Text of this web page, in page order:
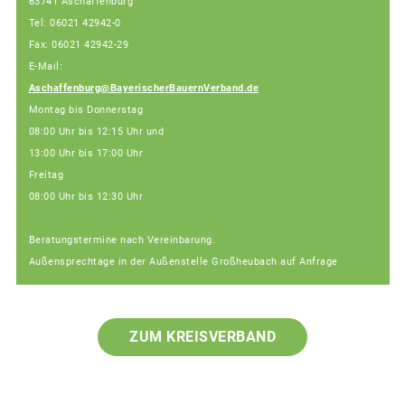
Tel: 06021 42942-0
Fax: 06021 42942-29
E-Mail:
Aschaffenburg@BayerischerBauernVerband.de
Montag bis Donnerstag
08:00 Uhr bis 12:15 Uhr und
13:00 Uhr bis 17:00 Uhr
Freitag
08:00 Uhr bis 12:30 Uhr
Beratungstermine nach Vereinbarung.
Außensprechtage in der Außenstelle Großheubach auf Anfrage
ZUM KREISVERBAND